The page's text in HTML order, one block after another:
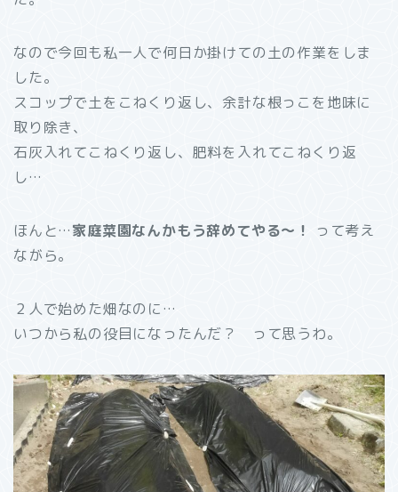
なので今回も私一人で何日か掛けての土の作業をしま
した。
スコップで土をこねくり返し、余計な根っこを地味に
取り除き、
石灰入れてこねくり返し、肥料を入れてこねくり返
し…
ほんと…家庭菜園なんかもう辞めてやる～！
って考え
ながら。
２人で始めた畑なのに…
いつから私の役目になったんだ？ って思うわ。